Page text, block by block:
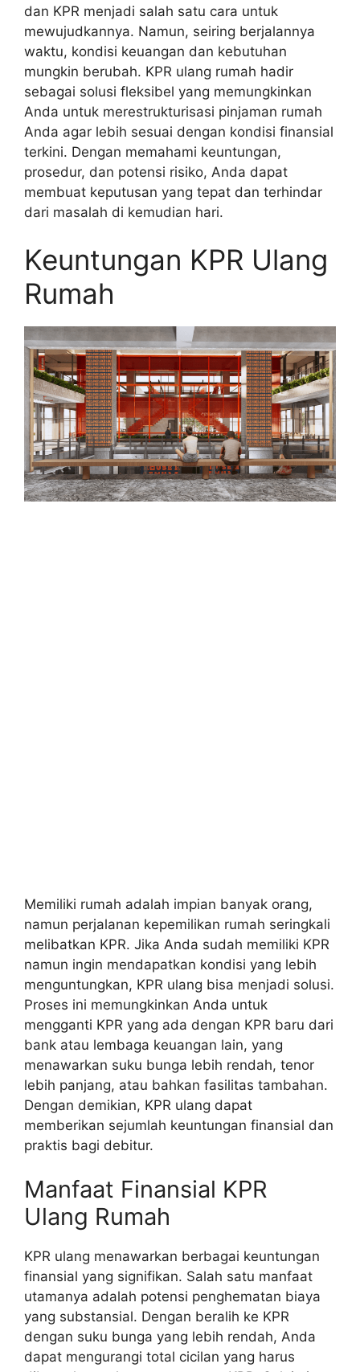
dan KPR menjadi salah satu cara untuk
mewujudkannya. Namun, seiring berjalannya
waktu, kondisi keuangan dan kebutuhan
mungkin berubah. KPR ulang rumah hadir
sebagai solusi fleksibel yang memungkinkan
Anda untuk merestrukturisasi pinjaman rumah
Anda agar lebih sesuai dengan kondisi finansial
terkini. Dengan memahami keuntungan,
prosedur, dan potensi risiko, Anda dapat
membuat keputusan yang tepat dan terhindar
dari masalah di kemudian hari.
Keuntungan KPR Ulang
Rumah
Memiliki rumah adalah impian banyak orang,
namun perjalanan kepemilikan rumah seringkali
melibatkan KPR. Jika Anda sudah memiliki KPR
namun ingin mendapatkan kondisi yang lebih
menguntungkan, KPR ulang bisa menjadi solusi.
Proses ini memungkinkan Anda untuk
mengganti KPR yang ada dengan KPR baru dari
bank atau lembaga keuangan lain, yang
menawarkan suku bunga lebih rendah, tenor
lebih panjang, atau bahkan fasilitas tambahan.
Dengan demikian, KPR ulang dapat
memberikan sejumlah keuntungan finansial dan
praktis bagi debitur.
Manfaat Finansial KPR
Ulang Rumah
KPR ulang menawarkan berbagai keuntungan
finansial yang signifikan. Salah satu manfaat
utamanya adalah potensi penghematan biaya
yang substansial. Dengan beralih ke KPR
dengan suku bunga yang lebih rendah, Anda
dapat mengurangi total cicilan yang harus